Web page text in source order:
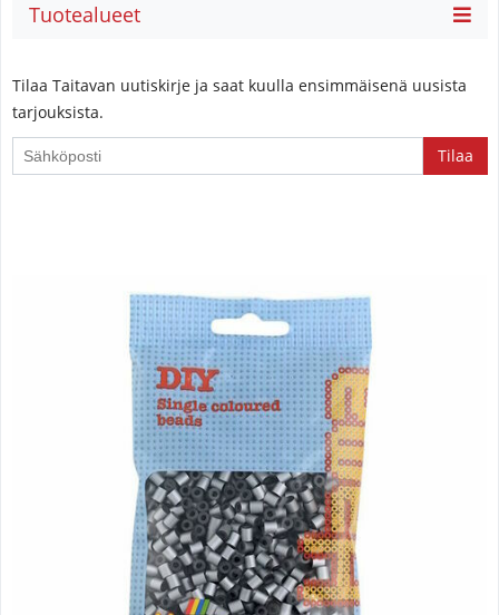
Tuotealueet
Tilaa Taitavan uutiskirje ja saat kuulla ensimmäisenä uusista
tarjouksista.
you